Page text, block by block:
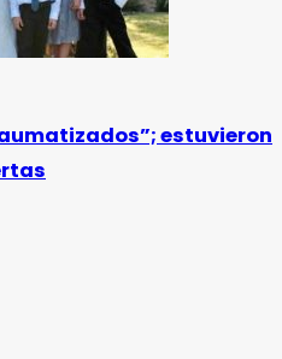
estuvieron